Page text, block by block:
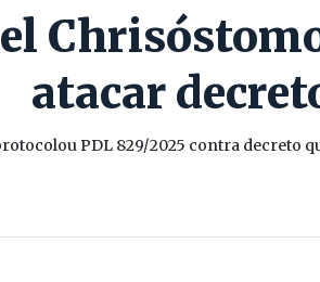
atacar
PDL 829/2025 contra decreto